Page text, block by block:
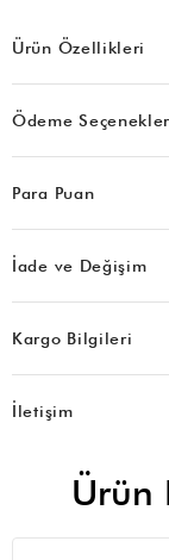
Ürün Özellikleri
Ödeme
Para Puan
İade ve Değişim
Kargo Bilgileri
İletişim
Ürün